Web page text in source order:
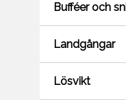
Bufféer och
Landgångar
Lösvikt